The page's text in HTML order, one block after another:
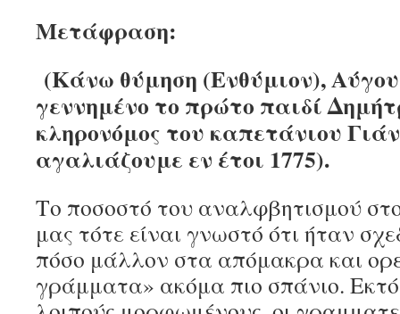
Μετάφραση:
(Κάνω θύμηση (Ενθύμιον),
γεννημένο το πρώτο παιδί
κληρονόμος του καπετάνιου
αγαλιάζουμε εν έτοι 1775).
Το ποσοστό του αναλφβητισμού
μας τότε είναι γνωστό ότι ήταν
πόσο μάλλον στα απόμακρα και
γράμματα» ακόμα πιο σπάνιο.